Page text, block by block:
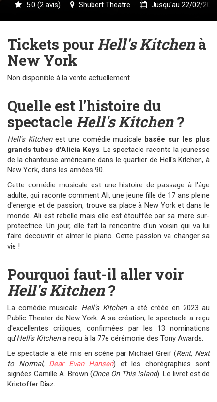
5.0 (2 avis) Shubert Theatre Jusqu'au 22/02/
Tickets pour Hell's Kitchenà
New York
Non disponible à la vente actuellement
Quelle est l'histoire du
spectacle Hell's Kitchen?
Hell's Kitchenest une comédie musicale basée sur les plus
grands tubes d'Alicia Keys. Le spectacle raconte la jeunesse
de la chanteuse américaine dans le quartier de Hell's Kitchen, à
New York, dans les années 90.
Cette comédie musicale est une histoire de passage à l'âge
adulte, qui raconte comment Ali, une jeune fille de 17 ans pleine
d'énergie et de passion, trouve sa place à New York et dans le
monde. Ali est rebelle mais elle est étouffée par sa mère sur-
protectrice. Un jour, elle fait la rencontre d'un voisin qui va lui
faire découvrir et aimer le piano. Cette passion va changer sa
vie !
Pourquoi faut-il aller voir
Hell's Kitchen?
La comédie musicale Hell's Kitchena été créée en 2023 au
Public Theater de New York. A sa création, le spectacle a reçu
d'excellentes critiques, confirmées par les 13 nominations
qu'Hell's Kitchena reçu à la 77e cérémonie des Tony Awards.
Le spectacle a été mis en scène par Michael Greif (Rent, Next
to Normal, Dear Evan Hansen) et les chorégraphies sont
signées Camille A. Brown (Once On This Island). Le livret est de
Kristoffer Diaz.